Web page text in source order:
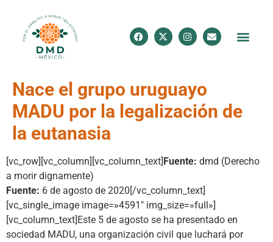
Nace el grupo uruguayo
MADU por la legalización de
la eutanasia
[vc_row][vc_column][vc_column_text]Fuente: dmd (Derecho
a morir dignamente)
Fuente: 6 de agosto de 2020[/vc_column_text]
[vc_single_image image=»4591″ img_size=»full»]
[vc_column_text]Este 5 de agosto se ha presentado en
sociedad MADU, una organización civil que luchará por